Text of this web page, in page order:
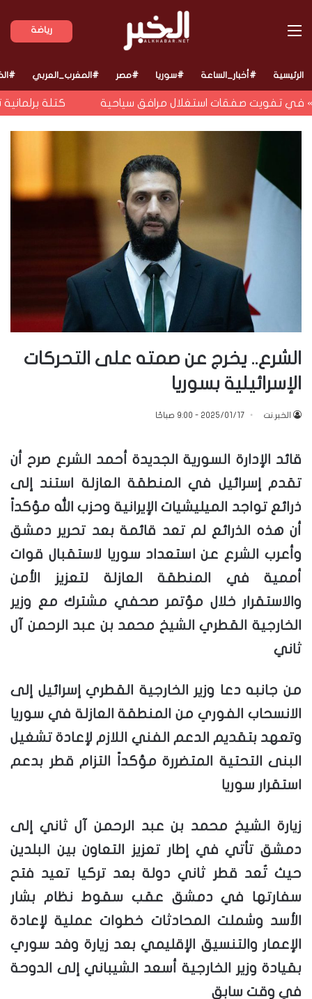
رياضة القائمة
الرئيسية #أخبار_الساعة #سوريا #مصر #المغرب_العربي
في تفويت صفقات استغلال مرافق سياحية كتلة برلمانية
الشرع.. يخرج عن صمته على التحركات
الإسرائيلية بسوريا
الخبر.نت 2025/01/17 - 9:00 صباحًا
قائد الإدارة السورية الجديدة أحمد الشرع صرح أن
تقدم إسرائيل في المنطقة العازلة استند إلى
ذرائع تواجد الميليشيات الإيرانية وحزب الله مؤكداً
أن هذه الذرائع لم تعد قائمة بعد تحرير دمشق
وأعرب الشرع عن استعداد سوريا لاستقبال قوات
أممية في المنطقة العازلة لتعزيز الأمن
والاستقرار خلال مؤتمر صحفي مشترك مع وزير
الخارجية القطري الشيخ محمد بن عبد الرحمن آل
ثاني
من جانبه دعا وزير الخارجية القطري إسرائيل إلى
الانسحاب الفوري من المنطقة العازلة في سوريا
وتعهد بتقديم الدعم الفني اللازم لإعادة تشغيل
البنى التحتية المتضررة مؤكداً التزام قطر بدعم
استقرار سوريا
زيارة الشيخ محمد بن عبد الرحمن آل ثاني إلى
دمشق تأتي في إطار تعزيز التعاون بين البلدين
حيث تُعد قطر ثاني دولة بعد تركيا تعيد فتح
سفارتها في دمشق عقب سقوط نظام بشار
الأسد وشملت المحادثات خطوات عملية لإعادة
الإعمار والتنسيق الإقليمي بعد زيارة وفد سوري
بقيادة وزير الخارجية أسعد الشيباني إلى الدوحة
في وقت سابق